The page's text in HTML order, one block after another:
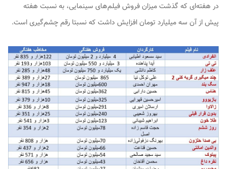
در هفته‌ای که گذشت میزان فروش فیلم‌های سینمایی، به نسبت هفته
پیش از آن سه میلیارد تومان افزایش داشت که نسبتا رقم چشم‌گیری است.